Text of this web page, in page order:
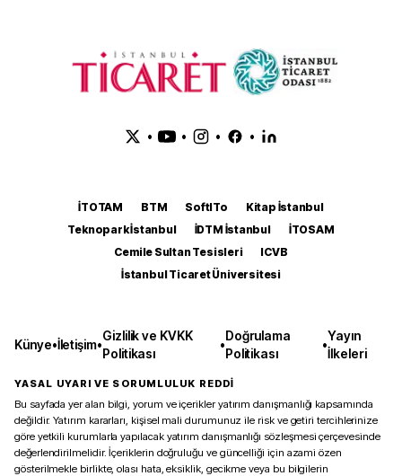
• • • •
İTOTAM BTM SoftITo
Kitap İstanbul
Teknopark İstanbul
İDTM İstanbul
İTOSAM
Cemile Sultan Tesisleri
ICVB
İstanbul Ticaret Üniversitesi
Künye•İletişim•
Gizlilik ve KVKK
Politikası
•
Doğrulama
Politikası
•
Yayın
İlkeleri
YASAL UYARI VE SORUMLULUK REDDİ
Bu sayfada yer alan bilgi, yorum ve içerikler yatırım danışmanlığı kapsamında
değildir. Yatırım kararları, kişisel mali durumunuz ile risk ve getiri tercihlerinize
göre yetkili kurumlarla yapılacak yatırım danışmanlığı sözleşmesi çerçevesinde
değerlendirilmelidir. İçeriklerin doğruluğu ve güncelliği için azami özen
gösterilmekle birlikte, olası hata, eksiklik, gecikme veya bu bilgilerin